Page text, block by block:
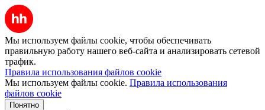
Мы используем файлы cookie, чтобы обеспечивать
правильную работу нашего веб-сайта и анализировать сетевой
трафик.
Правила использования файлов cookie
Мы используем файлы cookie. Правила использования
файлов cookie
Понятно